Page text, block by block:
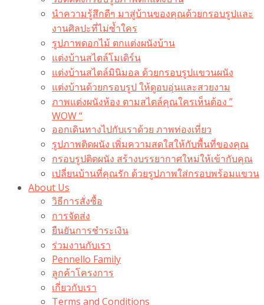
นำความรู้สึกดีๆ มาสู่บ้านของคุณด้วยกรอบรูปและ
งานศิลปะที่ไม่ซ้ำใคร
รูปภาพดอกไม้ ตกแต่งผนังบ้าน
แต่งบ้านสไตล์โมเดิร์น
แต่งบ้านสไตล์มินิมอล ด้วยกรอบรูปแขวนผนัง
แต่งบ้านด้วยกรอบรูป ให้ดูอบอุ่นและสวยงาม
ภาพแต่งผนังห้อง ตามสไตล์คุณใครเห็นต้อง ”
WOW “
ออกเดินทางไปกับเราด้วย ภาพท่องเที่ยว
รูปภาพติดผนัง เพิ่มความสดใสให้กับพื้นที่ของคุณ
กรอบรูปติดผนัง สร้างบรรยากาศใหม่ให้เข้ากับคุณ
เปลี่ยนบ้านที่คุณรัก ด้วยรูปภาพใส่กรอบพร้อมแขวน​
About Us
วิธีการสั่งซื้อ
การจัดส่ง
ยืนยันการชำระเงิน
ร่วมงานกับเรา
Pennello Family
ลูกค้าโครงการ
เกี่ยวกับเรา
Terms and Conditions